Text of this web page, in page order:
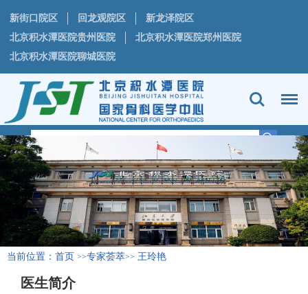
新街口院区 回龙观院区
新龙泽院区
北京积水潭医院贵州医院
北京积水潭医院郑州医院
北京积水潭医院聊城医院
当前位置： 首页 >>专家荟萃>> 王玲艳
医生简介